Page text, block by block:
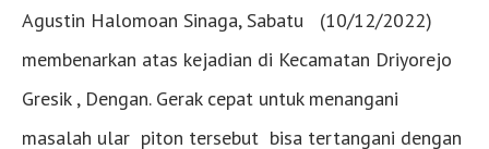
Agustin Halomoan Sinaga, Sabatu (10/12/2022)
membenarkan atas kejadian di Kecamatan Driyorejo
Gresik , Dengan. Gerak cepat untuk menangani
masalah ular piton tersebut bisa tertangani dengan